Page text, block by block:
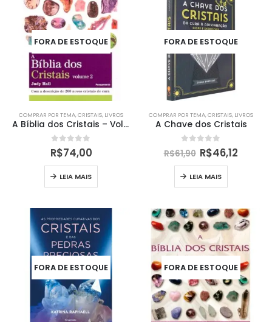
FORA DE ESTOQUE
COMPRAR POR TEMA,CRISTAIS, LIVROS
A Bíblia dos Cristais – Vol 2
0 out of 5
R$74,00
LEIA MAIS
FORA DE ESTOQUE
COMPRAR POR TEMA,CRISTAIS, LIVROS
A Chave dos Cristais
out of 5
R$61,90 R$46,12
LEIA MAIS
FORA DE ESTOQUE FORA DE ESTOQUE